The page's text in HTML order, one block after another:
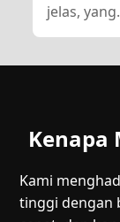
jelas,
Kenapa
Kami
tinggi dengan